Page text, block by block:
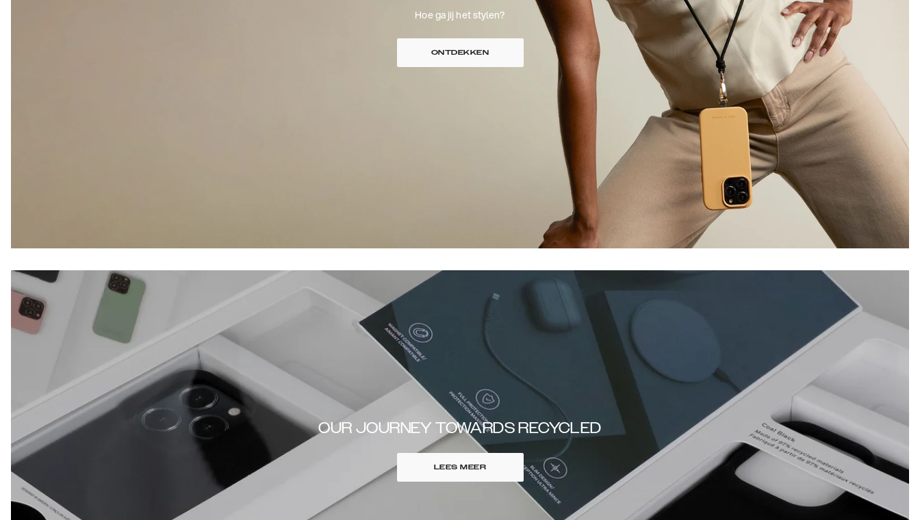
Hoe ga jij het stylen?
ONTDEKKEN
OUR JOURNEY TOWARDS RECYCLED
LEES MEER